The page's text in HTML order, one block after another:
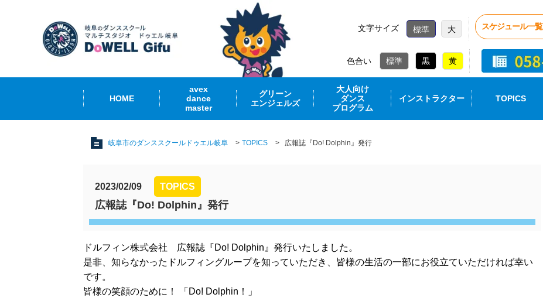
スケジュール一覧
文字サイズ 標準 大
色合い
HOME
avex
dance
master
グリーン
エンジェルズ
大人向け
ダンス
プログラム
インストラクター TOPICS
岐阜市のダンススクールドゥエル岐阜 TOPICS 広報誌『Do! Dolphin』発行
2023/02/09 TOPICS
広報誌『Do! Dolphin』発行
ドルフィン株式会社 広報誌『Do! Dolphin』発行いたしました。
是非、知らなかったドルフィングループを知っていただき、皆様の生活の一部にお役立ていただければ幸い
です。
皆様の笑顔のために！ 「Do! Dolphin！」